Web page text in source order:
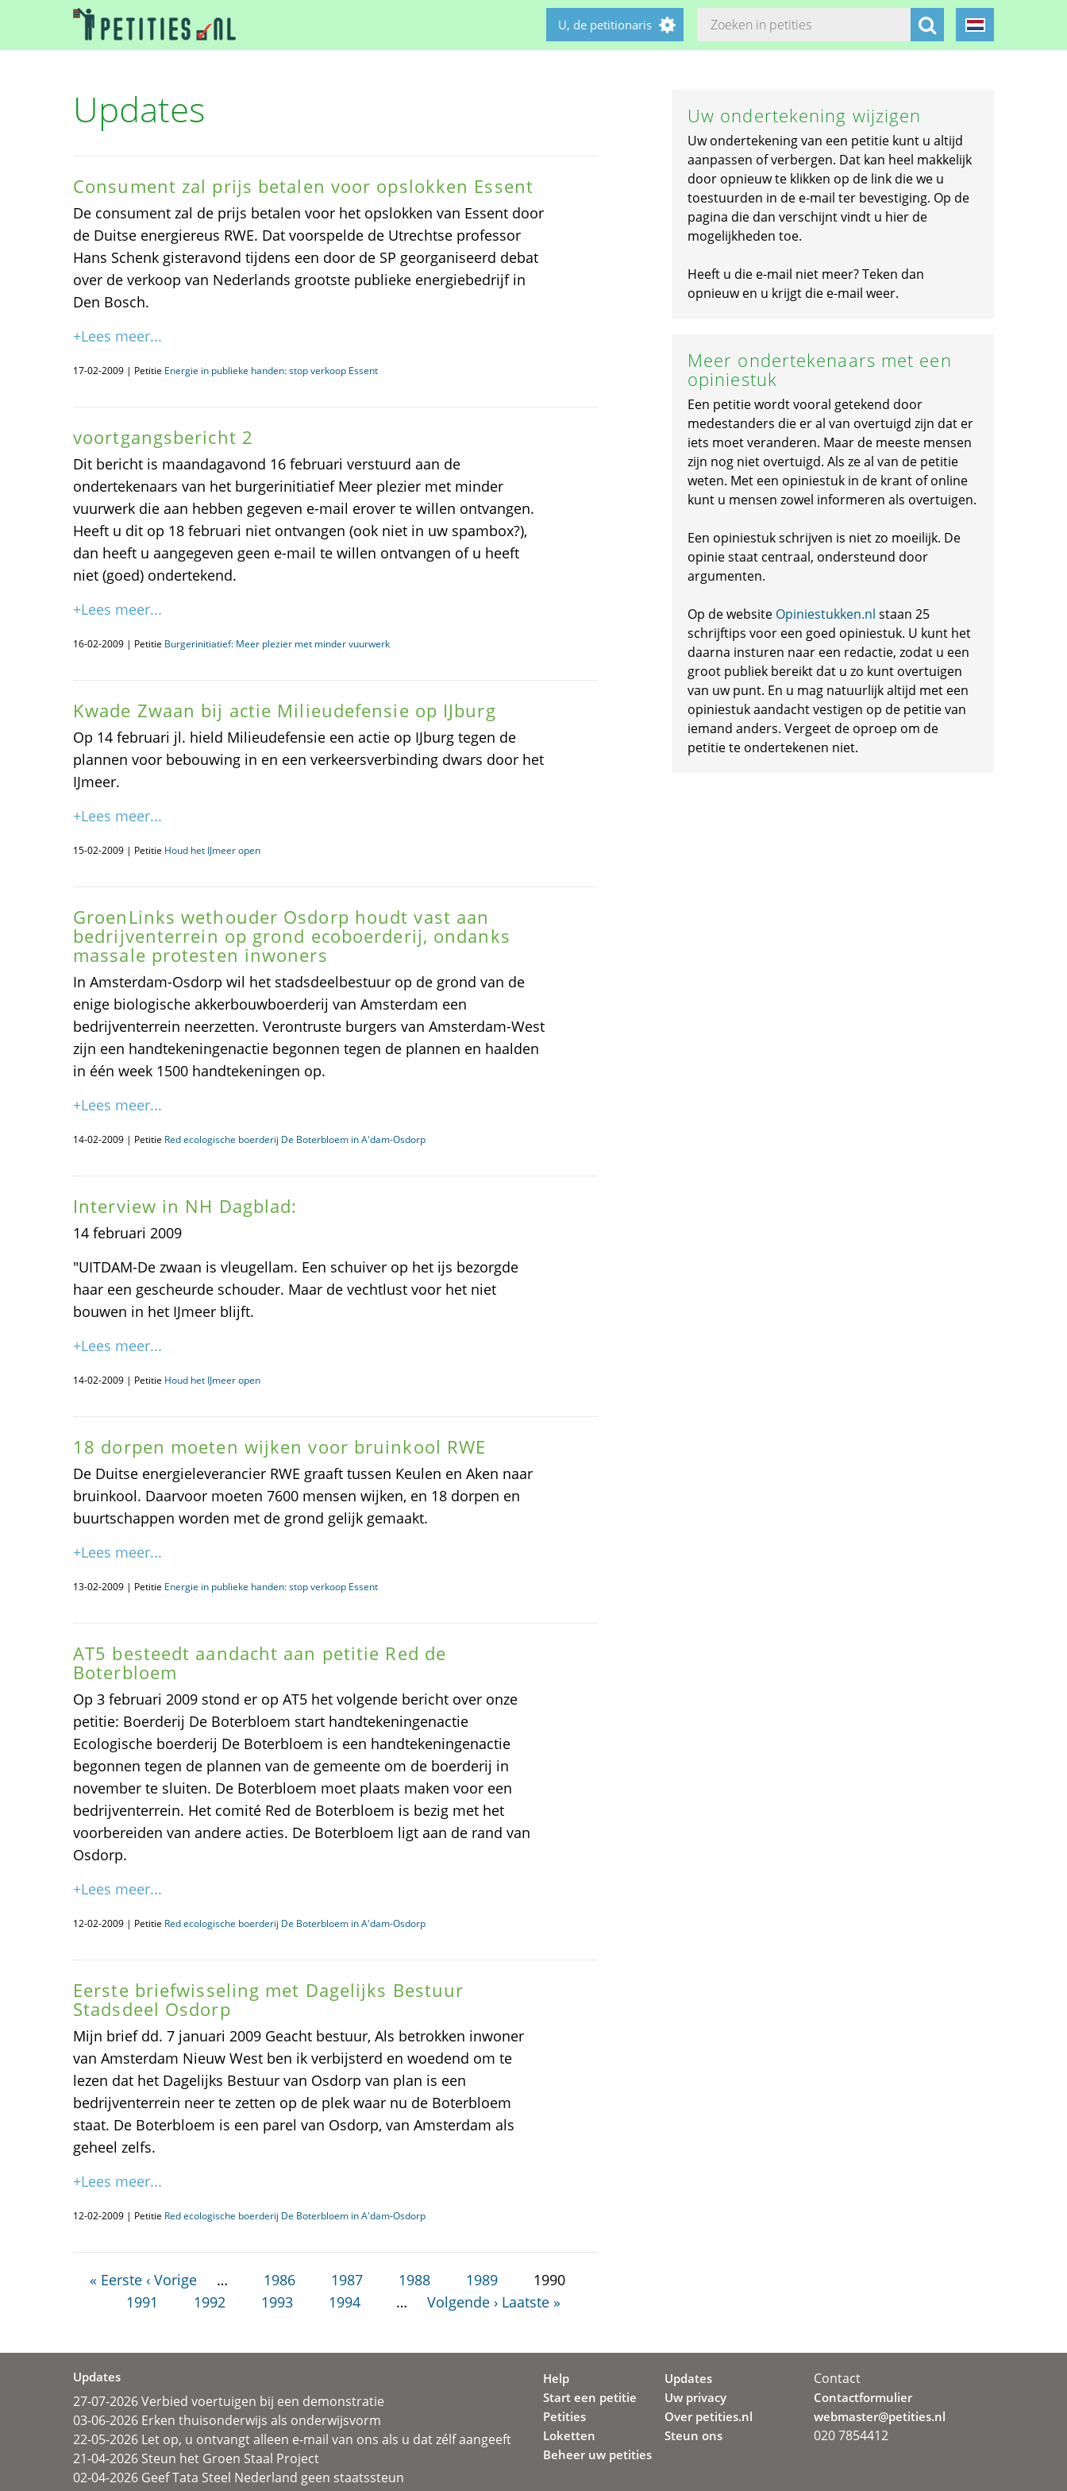
U, de petitionaris
Updates
Consument zal prijs betalen voor opslokken Essent
De consument zal de prijs betalen voor het opslokken van Essent door
de Duitse energiereus RWE. Dat voorspelde de Utrechtse professor
Hans Schenk gisteravond tijdens een door de SP georganiseerd debat
over de verkoop van Nederlands grootste publieke energiebedrijf in
Den Bosch.
+Lees meer...
17-02-2009 | Petitie Energie in publieke handen: stop verkoop Essent
voortgangsbericht 2
Dit bericht is maandagavond 16 februari verstuurd aan de
ondertekenaars van het burgerinitiatief Meer plezier met minder
vuurwerk die aan hebben gegeven e-mail erover te willen ontvangen.
Heeft u dit op 18 februari niet ontvangen (ook niet in uw spambox?),
dan heeft u aangegeven geen e-mail te willen ontvangen of u heeft
niet (goed) ondertekend.
+Lees meer...
16-02-2009 | Petitie Burgerinitiatief: Meer plezier met minder vuurwerk
Kwade Zwaan bij actie Milieudefensie op IJburg
Op 14 februari jl. hield Milieudefensie een actie op IJburg tegen de
plannen voor bebouwing in en een verkeersverbinding dwars door het
IJmeer.
+Lees meer...
15-02-2009 | Petitie Houd het IJmeer open
GroenLinks wethouder Osdorp houdt vast aan
bedrijventerrein op grond ecoboerderij, ondanks
massale protesten inwoners
In Amsterdam-Osdorp wil het stadsdeelbestuur op de grond van de
enige biologische akkerbouwboerderij van Amsterdam een
bedrijventerrein neerzetten. Verontruste burgers van Amsterdam-West
zijn een handtekeningenactie begonnen tegen de plannen en haalden
in één week 1500 handtekeningen op.
+Lees meer...
14-02-2009 | Petitie Red ecologische boerderij De Boterbloem in A'dam-Osdorp
Interview in NH Dagblad:
14 februari 2009
"UITDAM-De zwaan is vleugellam. Een schuiver op het ijs bezorgde
haar een gescheurde schouder. Maar de vechtlust voor het niet
bouwen in het IJmeer blijft.
+Lees meer...
14-02-2009 | Petitie Houd het IJmeer open
18 dorpen moeten wijken voor bruinkool RWE
De Duitse energieleverancier RWE graaft tussen Keulen en Aken naar
bruinkool. Daarvoor moeten 7600 mensen wijken, en 18 dorpen en
buurtschappen worden met de grond gelijk gemaakt.
+Lees meer...
13-02-2009 | Petitie Energie in publieke handen: stop verkoop Essent
AT5 besteedt aandacht aan petitie Red de
Boterbloem
Op 3 februari 2009 stond er op AT5 het volgende bericht over onze
petitie: Boerderij De Boterbloem start handtekeningenactie
Ecologische boerderij De Boterbloem is een handtekeningenactie
begonnen tegen de plannen van de gemeente om de boerderij in
november te sluiten. De Boterbloem moet plaats maken voor een
bedrijventerrein. Het comité Red de Boterbloem is bezig met het
voorbereiden van andere acties. De Boterbloem ligt aan de rand van
Osdorp.
+Lees meer...
12-02-2009 | Petitie Red ecologische boerderij De Boterbloem in A'dam-Osdorp
Eerste briefwisseling met Dagelijks Bestuur
Stadsdeel Osdorp
Mijn brief dd. 7 januari 2009 Geacht bestuur, Als betrokken inwoner
van Amsterdam Nieuw West ben ik verbijsterd en woedend om te
lezen dat het Dagelijks Bestuur van Osdorp van plan is een
bedrijventerrein neer te zetten op de plek waar nu de Boterbloem
staat. De Boterbloem is een parel van Osdorp, van Amsterdam als
geheel zelfs.
+Lees meer...
12-02-2009 | Petitie Red ecologische boerderij De Boterbloem in A'dam-Osdorp
« Eerste ‹ Vorige … 1986 1987 1988 1989
1990
1991
1992 1993 1994 … Volgende › Laatste »
Uw ondertekening wijzigen
Uw ondertekening van een petitie kunt u altijd
aanpassen of verbergen. Dat kan heel makkelijk
door opnieuw te klikken op de link die we u
toestuurden in de e-mail ter bevestiging. Op de
pagina die dan verschijnt vindt u hier de
mogelijkheden toe.
Heeft u die e-mail niet meer? Teken dan
opnieuw en u krijgt die e-mail weer.
Meer ondertekenaars met een
opiniestuk
Een petitie wordt vooral getekend door
medestanders die er al van overtuigd zijn dat er
iets moet veranderen. Maar de meeste mensen
zijn nog niet overtuigd. Als ze al van de petitie
weten. Met een opiniestuk in de krant of online
kunt u mensen zowel informeren als overtuigen.
Een opiniestuk schrijven is niet zo moeilijk. De
opinie staat centraal, ondersteund door
argumenten.
Op de website Opiniestukken.nl staan 25
schrijftips voor een goed opiniestuk. U kunt het
daarna insturen naar een redactie, zodat u een
groot publiek bereikt dat u zo kunt overtuigen
van uw punt. En u mag natuurlijk altijd met een
opiniestuk aandacht vestigen op de petitie van
iemand anders. Vergeet de oproep om de
petitie te ondertekenen niet.
Updates
27-07-2026 Verbied voertuigen bij een demonstratie
03-06-2026 Erken thuisonderwijs als onderwijsvorm
22-05-2026 Let op, u ontvangt alleen e-mail van ons als u dat zélf aangeeft
21-04-2026 Steun het Groen Staal Project
02-04-2026 Geef Tata Steel Nederland geen staatssteun
Help
Start een petitie
Petities
Loketten
Beheer uw petities
Updates
Uw privacy
Over petities.nl
Steun ons
Contact
Contactformulier
webmaster@petities.nl
020 7854412